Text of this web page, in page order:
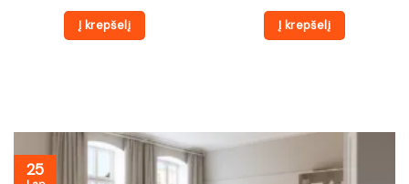
Į krepšelį Į krepšelį
25